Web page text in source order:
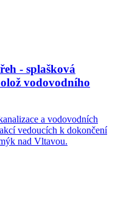
- splašková
vodovodního
a vodovodních
vedoucích k dokončení
nad Vltavou.